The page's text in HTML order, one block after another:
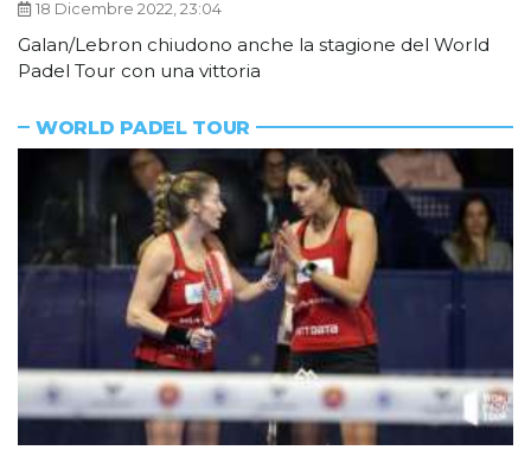
18 Dicembre 2022, 23:04
Galan/Lebron chiudono anche la stagione del World
Padel Tour con una vittoria
WORLD PADEL TOUR